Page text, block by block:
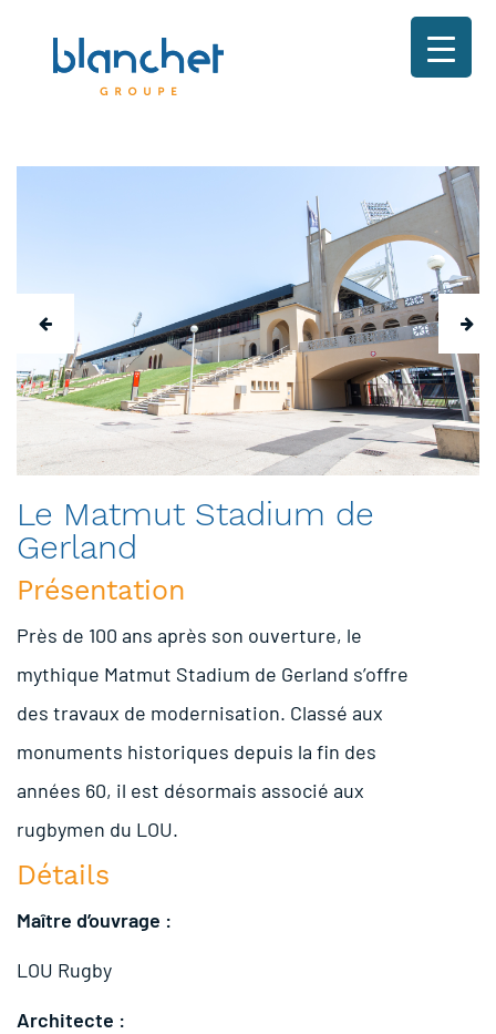
Le Matmut Stadium de
Gerland
Présentation
Près de 100 ans après son ouverture, le
mythique Matmut Stadium de Gerland s’offre
des travaux de modernisation. Classé aux
monuments historiques depuis la fin des
années 60, il est désormais associé aux
rugbymen du LOU.
Détails
Maître d’ouvrage :
LOU Rugby
Architecte :